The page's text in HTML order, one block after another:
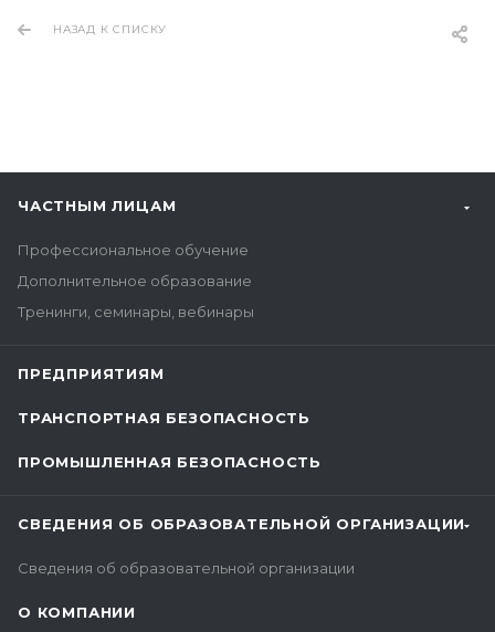
НАЗАД К СПИСКУ
ЧАСТНЫМ ЛИЦАМ
Профессиональное обучение
Дополнительное образование
Тренинги, семинары, вебинары
ПРЕДПРИЯТИЯМ
ТРАНСПОРТНАЯ БЕЗОПАСНОСТЬ
ПРОМЫШЛЕННАЯ БЕЗОПАСНОСТЬ
СВЕДЕНИЯ ОБ ОБРАЗОВАТЕЛЬНОЙ ОРГАНИЗАЦИИ
Сведения об образовательной организации
О КОМПАНИИ